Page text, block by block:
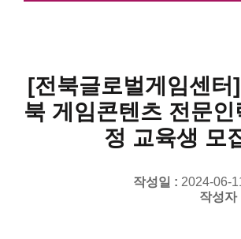
[전북글로벌게임센터
북 게임콘텐츠 전문
정 교육생 모
작성일 : 2024-06-
작성자